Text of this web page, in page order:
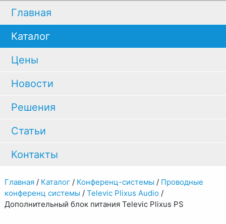
Главная
Каталог
Цены
Новости
Решения
Статьи
Контакты
Главная/ Каталог/ Конференц-системы / Проводные
конференц системы / Televic Plixus Audio/
Дополнительный блок питания Televic Plixus PS